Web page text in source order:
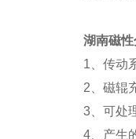
湖南磁
1、传动
2、磁辊
3、可处
4、产生